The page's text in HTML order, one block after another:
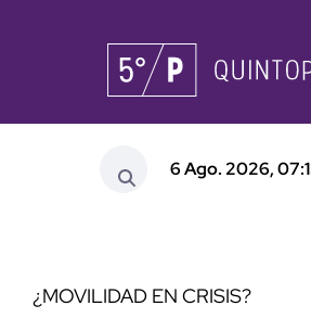
6 Ago. 2026,
¿MOVILIDAD EN CRISIS?